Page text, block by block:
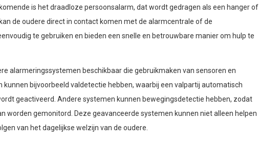
is het draadloze persoonsalarm, dat wordt gedragen als een hanger of
de oudere direct in contact komen met de alarmcentrale of de
te gebruiken en bieden een snelle en betrouwbare manier om hulp te
alarmeringssystemen beschikbaar die gebruikmaken van sensoren en
bijvoorbeeld valdetectie hebben, waarbij een valpartij automatisch
geactiveerd. Andere systemen kunnen bewegingsdetectie hebben, zodat
worden gemonitord. Deze geavanceerde systemen kunnen niet alleen helpen
van het dagelijkse welzijn van de oudere.